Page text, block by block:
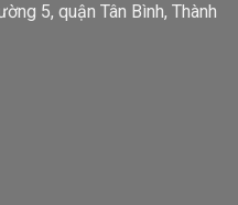
5, quận Tân Bình, Thành